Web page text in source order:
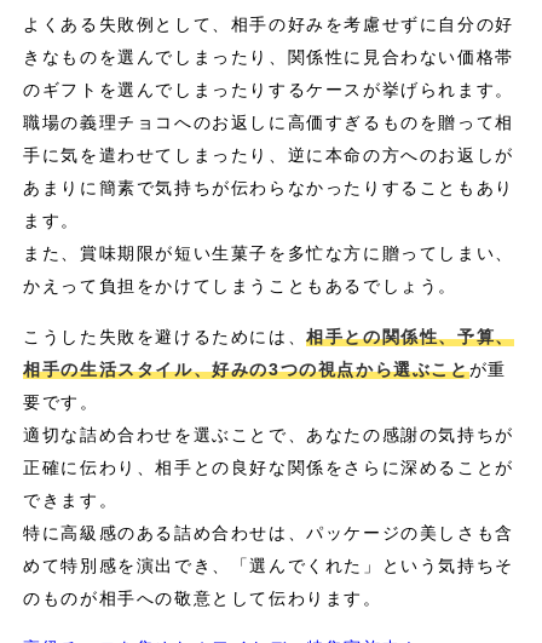
よくある失敗例として、相手の好みを考慮せずに自分の好
きなものを選んでしまったり、関係性に見合わない価格帯
のギフトを選んでしまったりするケースが挙げられます。
職場の義理チョコへのお返しに高価すぎるものを贈って相
手に気を遣わせてしまったり、逆に本命の方へのお返しが
あまりに簡素で気持ちが伝わらなかったりすることもあり
ます。
また、賞味期限が短い生菓子を多忙な方に贈ってしまい、
かえって負担をかけてしまうこともあるでしょう。
こうした失敗を避けるためには、相手との関係性、予算、
相手の生活スタイル、好みの3つの視点から選ぶことが重
要です。
適切な詰め合わせを選ぶことで、あなたの感謝の気持ちが
正確に伝わり、相手との良好な関係をさらに深めることが
できます。
特に高級感のある詰め合わせは、パッケージの美しさも含
めて特別感を演出でき、「選んでくれた」という気持ちそ
のものが相手への敬意として伝わります。